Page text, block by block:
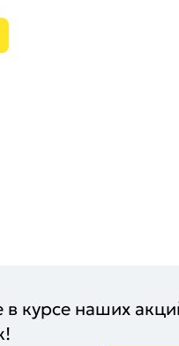
в курсе наших